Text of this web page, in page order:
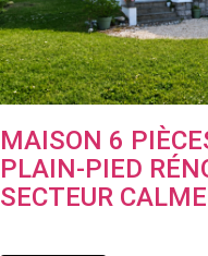
MAISON 6
PLAIN-PIED
SECTEUR CALME